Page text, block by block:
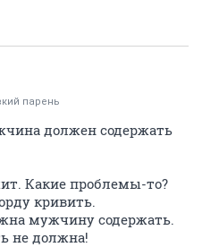
парень
должен содержать
Какие проблемы-то?
кривить.
мужчину содержать.
не должна!